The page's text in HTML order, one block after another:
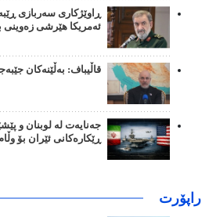
ڕاوێژکاری سەربازی
ئەمریکا هێرشی زەوینی
قاڵیباف: بەڵێنەکان
جەنایەت لە لوبنان و
ڕێکارەکانی ئێران بۆ
راپۆرت